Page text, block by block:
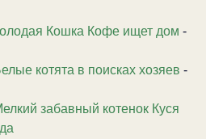
Кошка Кофе ищет дом -
котята в поисках хозяев -
забавный котенок Куся